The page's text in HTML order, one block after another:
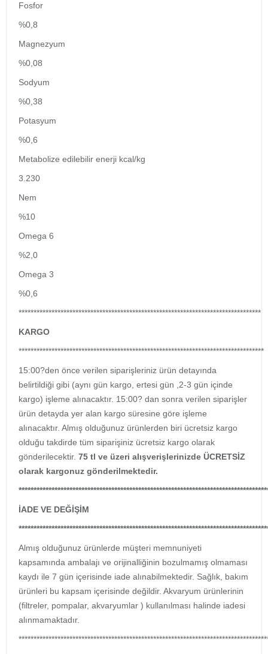
Fosfor
%0,8
Magnezyum
%0,08
Sodyum
%0,38
Potasyum
%0,6
Metabolize edilebilir enerji kcal/kg
3.230
Nem
%10
Omega 6
%2,0
Omega 3
%0,6
*********************************************************************************
KARGO
**********************************************************************************
15:00?den önce verilen siparişleriniz ürün detayında
belirtildiği gibi (aynı gün kargo, ertesi gün ,2-3 gün içinde
kargo) işleme alınacaktır. 15:00? dan sonra verilen siparişler
ürün detayda yer alan kargo süresine göre işleme
alınacaktır. Almış olduğunuz ürünlerden biri ücretsiz kargo
olduğu takdirde tüm siparişiniz ücretsiz kargo olarak
gönderilecektir. 75 tl ve üzeri alışverişlerinizde ÜCRETSİZ
olarak kargonuz gönderilmektedir.
İADE VE DEĞİŞİM
Almış olduğunuz ürünlerde müşteri memnuniyeti
kapsamında ambalajı ve orijinalliğinin bozulmamış olmaması
kaydı ile 7 gün içerisinde iade alınabilmektedir. Sağlık, bakım
ürünleri bu kapsam içerisinde değildir. Akvaryum ürünlerinin
(filtreler, pompalar, akvaryumlar ) kullanılması halinde iadesi
alınmamaktadır.